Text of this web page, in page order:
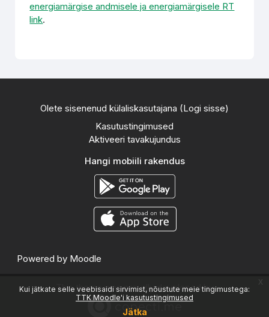
Kui jätkate selle veebisaidi sirvimist, nõustute meie tingimustega:
TTK Moodle'i kasutustingimused
Jätka
x
energiamärgise andmisele ja energiamärgisele RT
link.
Olete sisenenud külaliskasutajana (Logi sisse)
Kasutustingimused
Aktiveeri tavakujundus
Hangi mobiili rakendus
Powered by Moodle
This theme was proudly developed by